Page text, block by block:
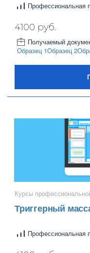
Профессиональная
4100 руб.
Получаемый
Образец 1Образец 2
Курсы
Триггерный
Профессиональная